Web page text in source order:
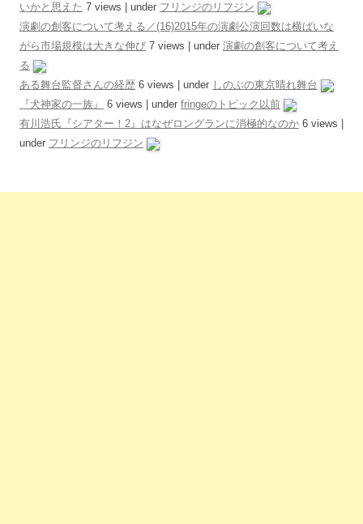
いかと思えた 7 views under フリンジのリフジン
演劇の創客について考える／(16)2015年の演劇公演回数は横ばいな
がら市場規模は大きな伸び 7 views under 演劇の創客について考え
る
ある舞台監督さんの経歴 6 views under しのぶの東京晴れ舞台
『犬神家の一族』
6 views under fringeのトピック以前
有川浩氏『シアター！2』はなぜロングランに消極的なのか 6 views
under フリンジのリフジン